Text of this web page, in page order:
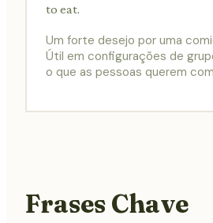
to eat.
Um forte desejo por uma
Útil em configurações de
o que as pessoas querem
Frases Chave